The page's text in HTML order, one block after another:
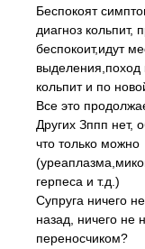
Беспокоят
диагноз кольпит,
беспокоит,идут
выделения,поход
кольпит и по
Все это
Других Зппп нет,
что только можно
герпеса и т.д.)
Супруга ничего
назад, ничего
переносчиком?